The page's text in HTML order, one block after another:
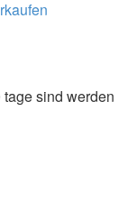
sind werden